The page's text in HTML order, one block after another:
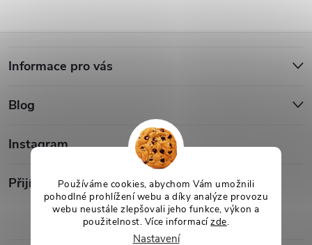
Používáme cookies, abychom Vám umožnili
pohodlné prohlížení webu a díky analýze provozu
webu neustále zlepšovali jeho funkce, výkon a
použitelnost. Více informacízde.
Nastavení
k
v
ý
p
s
á
p
a
Informace pro vás
Blog
Instagram
Přijímáme online platby